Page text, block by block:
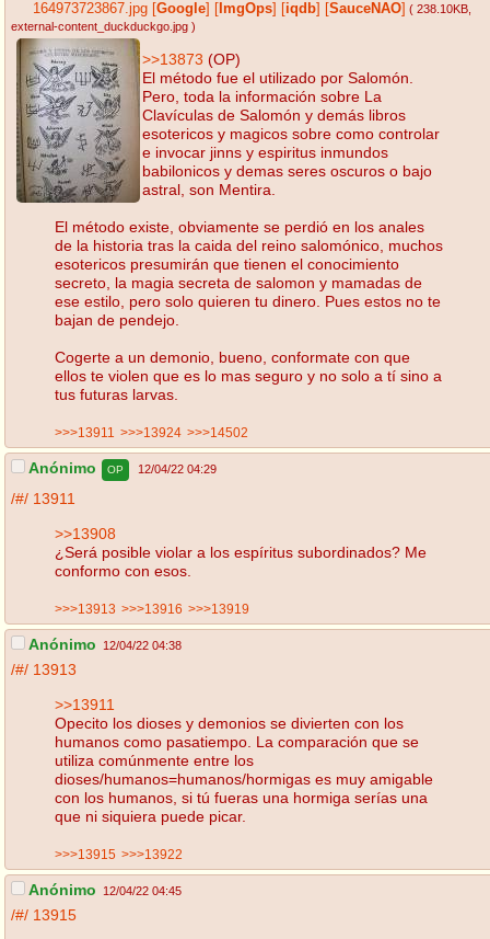
164973723867.jpg Google ImgOps iqdb SauceNAO ( 238.10KB
external-content_duckduckgo.jpg )
>>13873 (OP)
El método fue el utilizado por Salomón.
Pero, toda la información sobre La
Clavículas de Salomón y demás libros
esotericos y magicos sobre como controlar
e invocar jinns y espiritus inmundos
babilonicos y demas seres oscuros o bajo
astral, son Mentira.
El método existe, obviamente se perdió en los anales
de la historia tras la caida del reino salomónico, muchos
esotericos presumirán que tienen el conocimiento
secreto, la magia secreta de salomon y mamadas de
ese estilo, pero solo quieren tu dinero. Pues estos no te
bajan de pendejo.
Cogerte a un demonio, bueno, conformate con que
ellos te violen que es lo mas seguro y no solo a tí sino a
tus futuras larvas.
>>>13911 >>>13924 >>>14502
Anónimo OP 12/04/22 04:29
/#/ 13911
>>13908
¿Será posible violar a los espíritus subordinados? Me
conformo con esos.
>>>13913 >>>13916 >>>13919
Anónimo 12/04/22 04:38
/#/ 13913
>>13911
Opecito los dioses y demonios se divierten con los
humanos como pasatiempo. La comparación que se
utiliza comúnmente entre los
dioses/humanos=humanos/hormigas es muy amigable
con los humanos, si tú fueras una hormiga serías una
que ni siquiera puede picar.
>>>13915 >>>13922
Anónimo 12/04/22 04:45
/#/ 13915